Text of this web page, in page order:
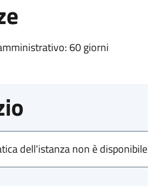
60 giorni
dell'istanza non è disponibile